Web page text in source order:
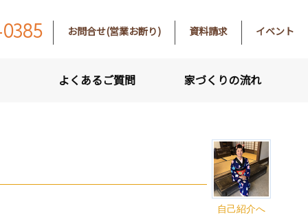
お問合せ(営業お断り) 資料請求 イベント
よくあるご質問 家づくりの流れ
自己紹介へ